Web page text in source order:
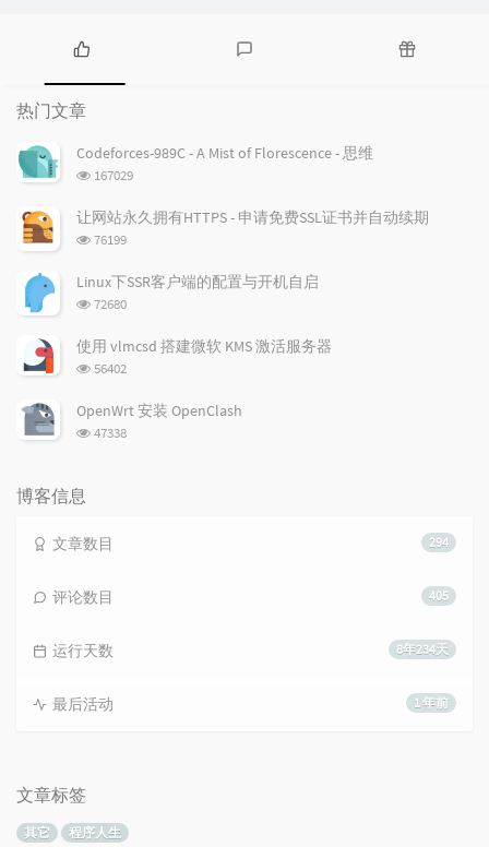
热
门
文
章
论
热门文章
Codeforces-989C - A Mist of Florescence - 思维
浏
次
数:
167029
让网站永久拥有HTTPS - 申请免费SSL证书并自动续期
浏
次
76199
Linux下SSR客户端的配置与开机自启
浏
次
数:
72680
使用 vlmcsd 搭建微软 KMS 激活服务器
浏
次
56402
OpenWrt 安装 OpenClash
浏
47338
博客信息
294
文章数目
405
评论数目
8年234天
运行天数
1 年前
最后活动
文章标签
其它 程序人生